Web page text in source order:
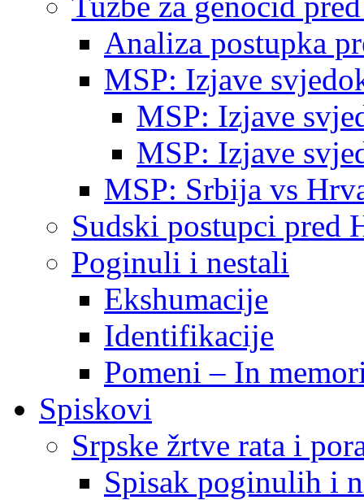
Analiza postupka
MSP: Izjave
MSP: Izjave
MSP: Izjave
MSP: Srbija vs
Sudski postupci pred
Poginuli i nestali
Ekshumacije
Identifikacije
Pomeni – In
Spiskovi
Srpske žrtve rata i
Spisak poginulih i